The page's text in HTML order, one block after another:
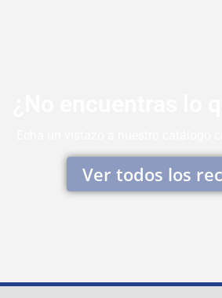
Ver todos los